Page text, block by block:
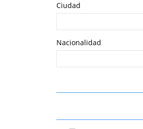
Ciudad
Nacionalidad